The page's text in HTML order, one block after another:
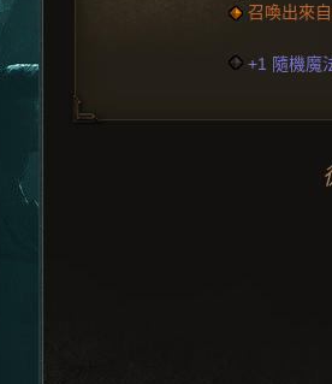
召喚出來
+1 隨機魔